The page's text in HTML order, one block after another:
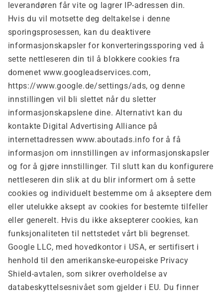
leverandøren får vite og lagrer IP-adressen din.
Hvis du vil motsette deg deltakelse i denne
sporingsprosessen, kan du deaktivere
informasjonskapsler for konverteringssporing ved å
sette nettleseren din til å blokkere cookies fra
domenet www.googleadservices.com,
https://www.google.de/settings/ads, og denne
innstillingen vil bli slettet når du sletter
informasjonskapslene dine. Alternativt kan du
kontakte Digital Advertising Alliance på
internettadressen www.aboutads.info for å få
informasjon om innstillingen av informasjonskapsler
og for å gjøre innstillinger. Til slutt kan du konfigurere
nettleseren din slik at du blir informert om å sette
cookies og individuelt bestemme om å akseptere dem
eller utelukke aksept av cookies for bestemte tilfeller
eller generelt. Hvis du ikke aksepterer cookies, kan
funksjonaliteten til nettstedet vårt bli begrenset.
Google LLC, med hovedkontor i USA, er sertifisert i
henhold til den amerikanske-europeiske Privacy
Shield-avtalen, som sikrer overholdelse av
databeskyttelsesnivået som gjelder i EU. Du finner